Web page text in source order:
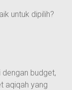
untuk dipilih?
dengan budget,
aqiqah yang